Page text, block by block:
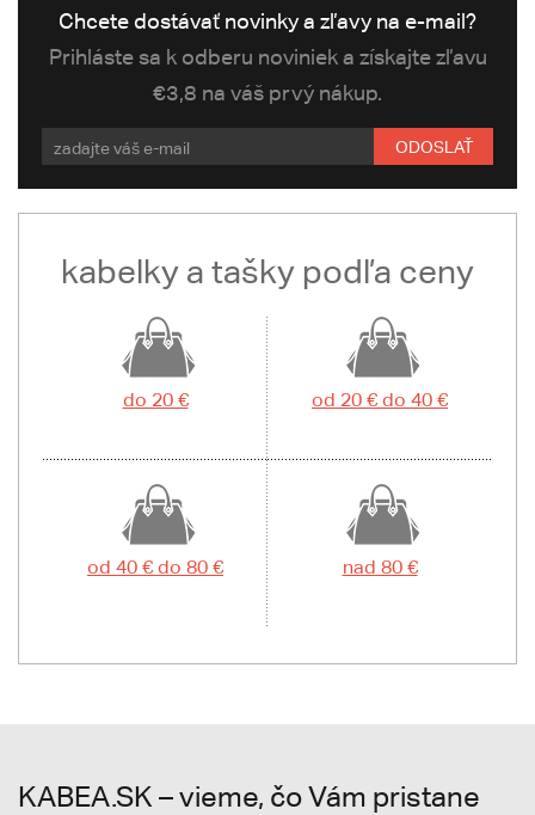
Chcete dostávať novinky a zľavy na e-mail?
Prihláste sa k odberu noviniek a získajte zľavu
€3,8 na váš prvý nákup.
ODOSLAŤ
kabelky a tašky podľa ceny
do 20 € od 20 € do 40 €
od 40 € do 80 € nad 80 €
KABEA.SK – vieme, čo Vám pristane